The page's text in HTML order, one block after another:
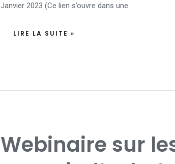
Janvier 2023 (Ce lien s’ouvre dans une
LIRE LA SUITE »
Webinaire sur
WEBINAIRE
SUR
LES
LOIS